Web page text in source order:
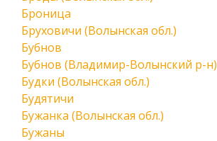
Броница
Бруховичи (Волынская обл.)
Бубнов
Бубнов (Владимир-Волынский р-н)
Будки (Волынская обл.)
Будятичи
Бужанка (Волынская обл.)
Бужаны